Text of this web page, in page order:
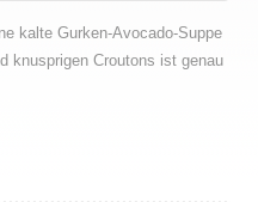
kalte Gurken-Avocado-Suppe
knusprigen Croutons ist genau